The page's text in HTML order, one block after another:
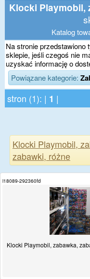
Klocki Playmobil,
Katalog
Na stronie
sklepie, jeśli czegoś nie
uzyskać informację o
Powiązane kategorie:
stron (1): | 1 |
Klocki Playmobil,
zabawki, różne
i18089-292360fd
Klocki Playmobil, zabawka,